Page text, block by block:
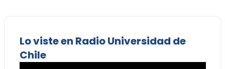
Lo viste en Radio Universidad de
Chile